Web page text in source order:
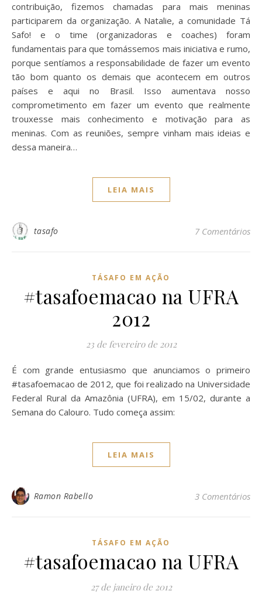
contribuição, fizemos chamadas para mais meninas
participarem da organização. A Natalie, a comunidade Tá
Safo! e o time (organizadoras e coaches) foram
fundamentais para que tomássemos mais iniciativa e rumo,
porque sentíamos a responsabilidade de fazer um evento
tão bom quanto os demais que acontecem em outros
países e aqui no Brasil. Isso aumentava nosso
comprometimento em fazer um evento que realmente
trouxesse mais conhecimento e motivação para as
meninas. Com as reuniões, sempre vinham mais ideias e
dessa maneira…
LEIA MAIS
tasafo 7 Comentários
TÁSAFO EM AÇÃO
#tasafoemacao na UFRA
2012
23 de fevereiro de 2012
É com grande entusiasmo que anunciamos o primeiro
#tasafoemacao de 2012, que foi realizado na Universidade
Federal Rural da Amazônia (UFRA), em 15/02, durante a
Semana do Calouro. Tudo começa assim:
LEIA MAIS
Ramon Rabello 3 Comentários
TÁSAFO EM AÇÃO
#tasafoemacao na UFRA
27 de janeiro de 2012